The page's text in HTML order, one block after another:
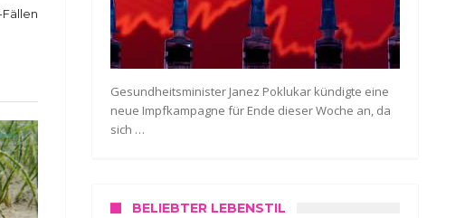
Gesundheitsminister Janez Poklukar kündigte eine
neue Impfkampagne für Ende dieser Woche an, da
sich …
BELIEBTER LEBENSTIL